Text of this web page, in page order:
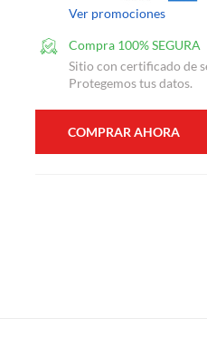
Ver promociones
Compra 100% SEGURA
Sitio con certificado de
Protegemos tus datos.
COMPRAR AHORA